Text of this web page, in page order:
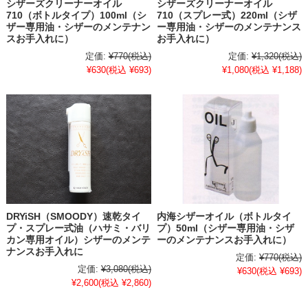
シザーズクリーナーオイル
710（ボトルタイプ）100ml（シ
ザー専用油・シザーのメンテナン
スお手入れに）
定価: ¥770(税込)
¥630(税込 ¥693)
シザーズクリーナーオイル
710（スプレー式）220ml（シザ
ー専用油・シザーのメンテナンス
お手入れに）
定価: ¥1,320(税込)
¥1,080(税込 ¥1,188)
DRYiSH（SMOODY）速乾タイ
プ・スプレー式油（ハサミ・バリ
カン専用オイル）シザーのメンテ
ナンスお手入れに
定価: ¥3,080(税込)
¥2,600(税込 ¥2,860)
内海シザーオイル（ボトルタイ
プ）50ml（シザー専用油・シザ
ーのメンテナンスお手入れに）
定価: ¥770(税込)
¥630(税込 ¥693)